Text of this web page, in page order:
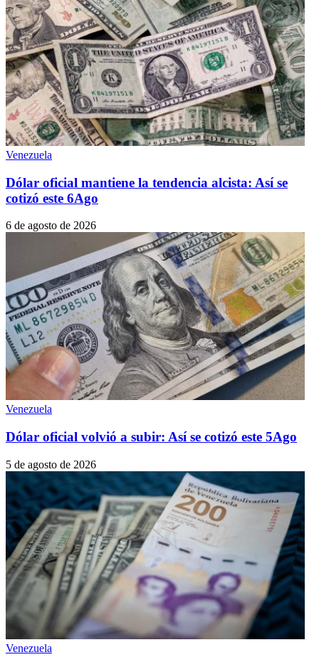
Venezuela
Dólar oficial mantiene la tendencia alcista: Así se
cotizó este 6Ago
6 de agosto de 2026
Venezuela
Dólar oficial volvió a subir: Así se cotizó este 5Ago
5 de agosto de 2026
Venezuela